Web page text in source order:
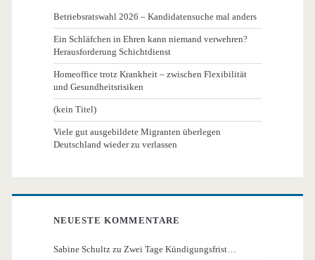
Betriebsratswahl 2026 – Kandidatensuche mal anders
Ein Schläfchen in Ehren kann niemand verwehren?
Herausforderung Schichtdienst
Homeoffice trotz Krankheit – zwischen Flexibilität
und Gesundheitsrisiken
(kein Titel)
Viele gut ausgebildete Migranten überlegen
Deutschland wieder zu verlassen
NEUESTE KOMMENTARE
Sabine Schultz zu Zwei Tage Kündigungsfrist…